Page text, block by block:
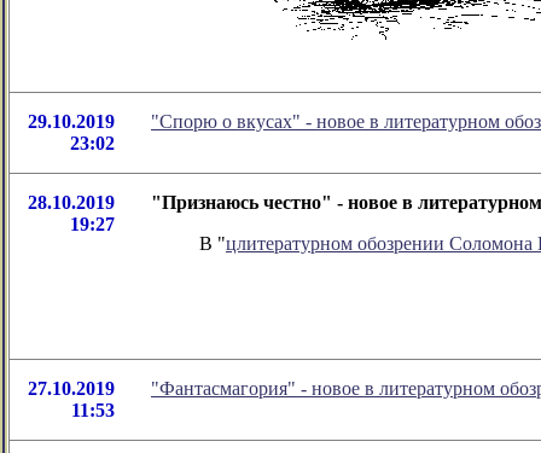
29.10.2019
23:02
"Спорю о вкусах" - новое в литературном
28.10.2019
19:27
"Признаюсь честно" - новое в
В "цлитературном обозрении
27.10.2019
11:53
"Фантасмагория" - новое в литературном